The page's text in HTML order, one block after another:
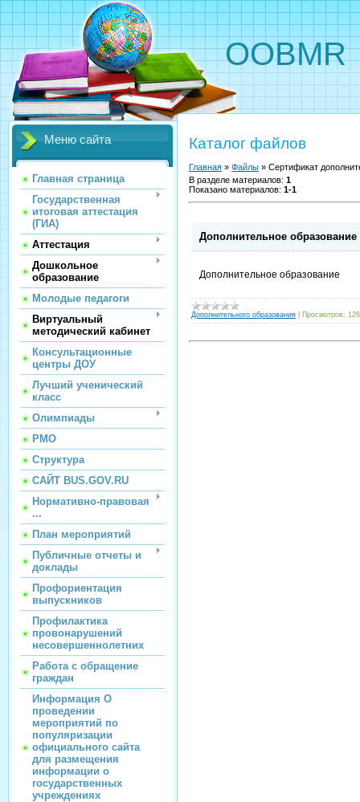
OOBMR
Меню сайта
Главная страница
Государственная
итоговая аттестация
(ГИА)
Аттестация
Дошкольное
образование
Молодые педагоги
Виртуальный
методический кабинет
Консультационные
центры ДОУ
Лучший ученический
класс
Олимпиады
РМО
Структура
САЙТ BUS.GOV.RU
Нормативно-правовая
...
План мероприятий
Публичные отчеты и
доклады
Профориентация
выпускников
Профилактика
провонарушений
несовершеннолетних
Работа с обращение
граждан
Информация О
проведении
мероприятий по
популяризации
официального сайта
для размещения
информации о
государственных
учреждениях
Каталог файлов
Главная » Файлы » Сертификат
В разделе материалов: 1
Показано материалов: 1-1
Дополнительное образование
Дополнительное образование
Дополнительного образования Просмотров: 126